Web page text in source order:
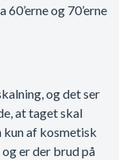
og 70’erne
og det ser
at taget skal
af kosmetisk
er der brud på